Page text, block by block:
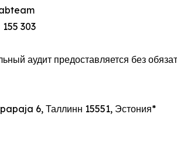
303
аудит предоставляется без
6, Таллинн 15551, Эстония*